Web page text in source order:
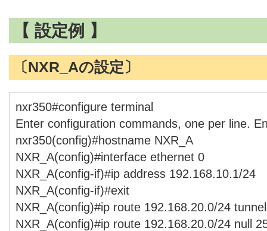
【 設定例 】
〔NXR_Aの設定〕
nxr350#configure terminal
Enter configuration commands, one per line.
nxr350(config)#hostname NXR_A
NXR_A(config)#interface ethernet 0
NXR_A(config-if)#ip address 192.168.10.1/24
NXR_A(config-if)#exit
NXR_A(config)#ip route 192.168.20.0/24
NXR_A(config)#ip route 192.168.20.0/24 null